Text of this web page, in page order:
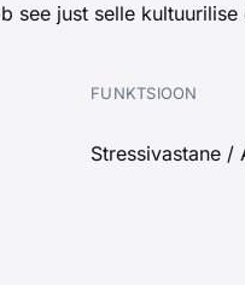
see just selle
FUNKTSIOON
Stressivastane /